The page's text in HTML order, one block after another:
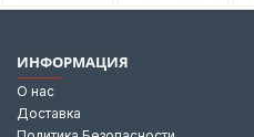
ИНФОРМАЦИЯ
О нас
Доставка